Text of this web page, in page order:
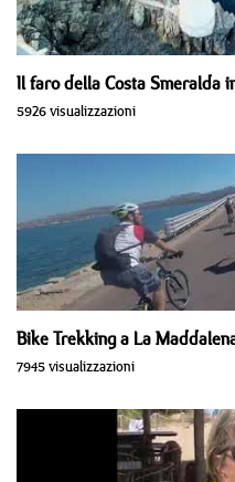
Il faro della Costa Smeralda
5926 visualizzazioni
Bike Trekking a La
7945 visualizzazioni